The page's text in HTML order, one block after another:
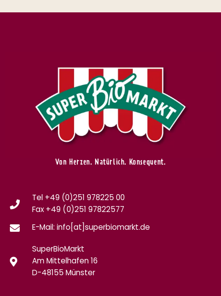
Von Herzen. Natürlich. Konsequent.
Tel +49 (0)251 978225 00
Fax +49 (0)251 97822577
E-Mail: info[at]superbiomarkt.de
SuperBioMarkt
Am Mittelhafen 16
D-48155 Münster